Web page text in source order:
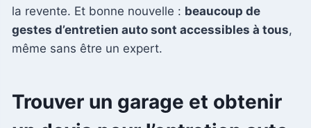
la revente. Et bonne nouvelle : beaucoup de
gestes d’entretien auto sont accessibles à tous,
même sans être un expert.
Trouver un garage et obtenir